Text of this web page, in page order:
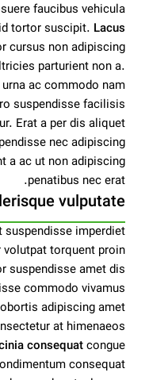
faucibus vehicula
tortor suscipit. Lacus
cursus non adipiscing
parturient non a.
ac commodo nam
suspendisse facilisis
Erat a per dis aliquet
nec adipiscing
a ac ut non adipiscing
penatibus nec erat.
vulputate
suspendisse imperdiet
torquent proin
suspendisse amet dis
commodo vivamus
adipiscing amet
at himenaeos
consequatcongue
consequat